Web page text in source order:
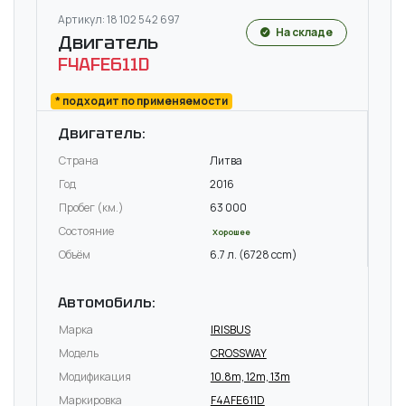
Артикул: 18 102 542 697
Двигатель
F4AFE611D
* подходит по применяемости
На складе
Двигатель:
Страна
Литва
Год
2016
Пробег (км.)
63 000
Состояние
Хорошее
Объём 6.7 л. (6728 ccm)
Автомобиль:
Марка
IRISBUS
Модель
CROSSWAY
Модификация
10.8m, 12m, 13m
Маркировка
F4AFE611D